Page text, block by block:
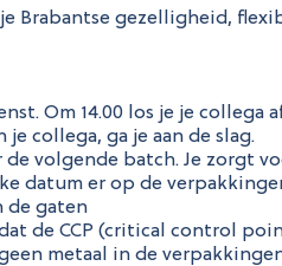
Brabantse gezelligheid,
Om 14.00 los je je collega
je collega, ga je aan de slag.
de volgende batch. Je zorgt
datum er op de
de gaten
de CCP (critical control
metaal in de